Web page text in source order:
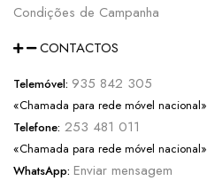
Condições de Campanha
CONTACTOS
Telemóvel: 935 842 305
«Chamada para rede móvel nacional»
Telefone: 253 481 011
«Chamada para rede móvel nacional»
WhatsApp: Enviar mensagem